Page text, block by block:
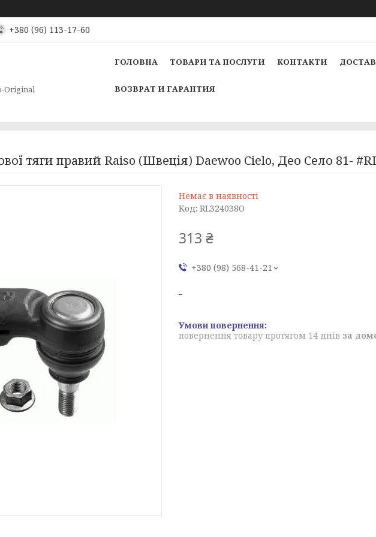
+380 (96) 113-17-60
Original
ГОЛОВНА ТОВАРИ ТА ПОСЛУГИ КОНТАКТИ
ВОЗВРАТ И ГАРАНТИЯ
тяги правий Raiso (Швеція) Daewoo Cielo, Део Село 81-
Немає в наявності
Код: RL324038O
313 ₴
+380 (98) 568-41-21
повернення товару протягом 14 днів за